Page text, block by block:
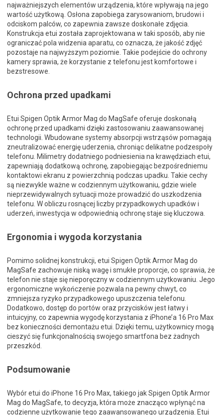
najważniejszych elementów urządzenia, które wpływają na jego
wartość użytkową. Osłona zapobiega zarysowaniom, brudowi i
odciskom palców, co zapewnia zawsze doskonałe zdjęcia.
Konstrukcja etui została zaprojektowana w taki sposób, aby nie
ograniczać pola widzenia aparatu, co oznacza, że jakość zdjęć
pozostaje na najwyższym poziomie. Takie podejście do ochrony
kamery sprawia, że korzystanie z telefonu jest komfortowe i
bezstresowe.
Ochrona przed upadkami
Etui Spigen Optik Armor Mag do MagSafe oferuje doskonałą
ochronę przed upadkami dzięki zastosowaniu zaawansowanej
technologii. Wbudowane systemy absorpcji wstrząsów pomagają
zneutralizować energię uderzenia, chroniąc delikatne podzespoły
telefonu. Milimetry dodatniego podniesienia na krawędziach etui,
zapewniają dodatkową ochronę, zapobiegając bezpośredniemu
kontaktowi ekranu z powierzchnią podczas upadku. Takie cechy
są niezwykle ważne w codziennym użytkowaniu, gdzie wiele
nieprzewidywalnych sytuacji może prowadzić do uszkodzenia
telefonu. W obliczu rosnącej liczby przypadkowych upadków i
uderzeń, inwestycja w odpowiednią ochronę staje się kluczowa.
Ergonomia i wygoda korzystania
Pomimo solidnej konstrukcji, etui Spigen Optik Armor Mag do
MagSafe zachowuje niską wagę i smukłe proporcje, co sprawia, że
telefon nie staje się nieporęczny w codziennym użytkowaniu. Jego
ergonomiczne wykończenie pozwala na pewny chwyt, co
zmniejsza ryzyko przypadkowego upuszczenia telefonu.
Dodatkowo, dostęp do portów oraz przycisków jest łatwy i
intuicyjny, co zapewnia wygodę korzystania z iPhone’a 16 Pro Max
bez konieczności demontażu etui. Dzięki temu, użytkownicy mogą
cieszyć się funkcjonalnością swojego smartfona bez żadnych
przeszkód.
Podsumowanie
Wybór etui do iPhone 16 Pro Max, takiego jak Spigen Optik Armor
Mag do MagSafe, to decyzja, która może znacząco wpłynąć na
codzienne użytkowanie tego zaawansowanego urządzenia. Etui